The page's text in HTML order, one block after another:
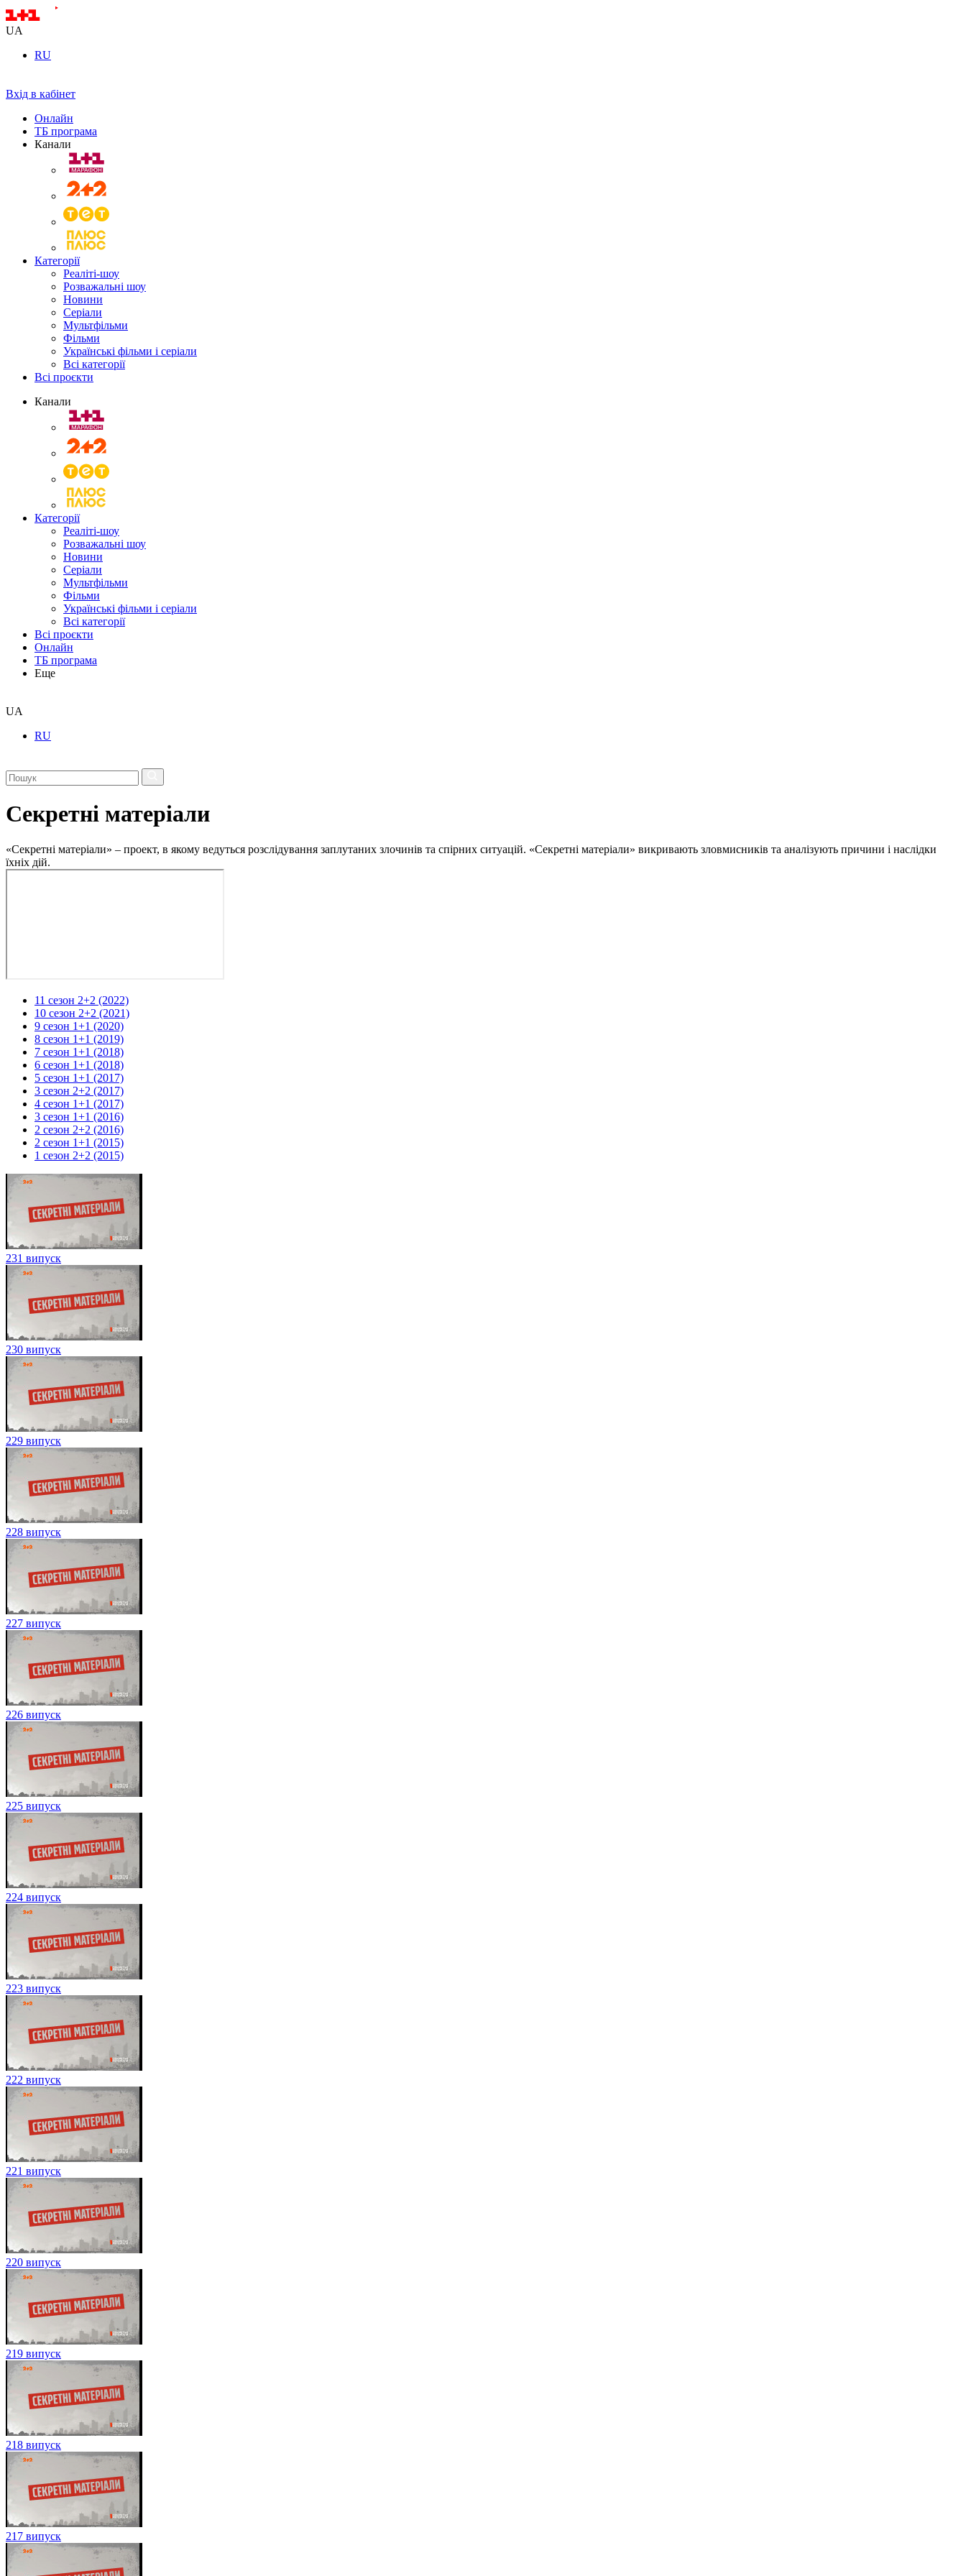
UA
RU
Вхід в кабінет
Онлайн
ТБ програма
Канали
Категорії
Реаліті-шоу
Розважальні шоу
Новини
Серіали
Мультфільми
Фільми
Українські фільми і серіали
Всі категорії
Всі проєкти
Канали
Категорії
Реаліті-шоу
Розважальні шоу
Новини
Серіали
Мультфільми
Фільми
Українські фільми і серіали
Всі категорії
Всі проєкти
Онлайн
ТБ програма
Еще
UA
RU
Секретні матеріали
«Секретні матеріали» – проект, в якому ведуться розслідування заплутаних злочинів та спірних ситуацій. «Секретні матеріали» викривають зловмисників та аналізують причини і наслідки
їхніх дій.
11 сезон 2+2 (2022)
10 сезон 2+2 (2021)
9 сезон 1+1 (2020)
8 сезон 1+1 (2019)
7 сезон 1+1 (2018)
6 сезон 1+1 (2018)
5 сезон 1+1 (2017)
3 сезон 2+2 (2017)
4 сезон 1+1 (2017)
3 сезон 1+1 (2016)
2 сезон 2+2 (2016)
2 сезон 1+1 (2015)
1 сезон 2+2 (2015)
231 випуск
230 випуск
229 випуск
228 випуск
227 випуск
226 випуск
225 випуск
224 випуск
223 випуск
222 випуск
221 випуск
220 випуск
219 випуск
218 випуск
217 випуск